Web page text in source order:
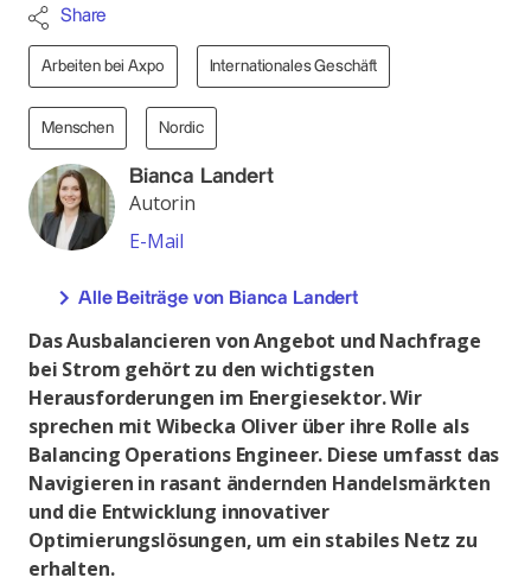
Share
Arbeiten bei Axpo Internationales Geschäft
Menschen Nordic
Bianca Landert
Autorin
E-Mail
Alle Beiträge von Bianca Landert
Das Ausbalancieren von Angebot und Nachfrage
bei Strom gehört zu den wichtigsten
Herausforderungen im Energiesektor. Wir
sprechen mit Wibecka Oliver über ihre Rolle als
Balancing Operations Engineer. Diese umfasst das
Navigieren in rasant ändernden Handelsmärkten
und die Entwicklung innovativer
Optimierungslösungen, um ein stabiles Netz zu
erhalten.